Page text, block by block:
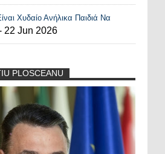
Χυδαίο Ανήλικα Παιδιά Να
22 Jun 2026
PLOSCEANU